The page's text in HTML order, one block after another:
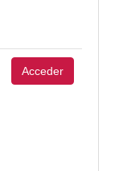
Acceder